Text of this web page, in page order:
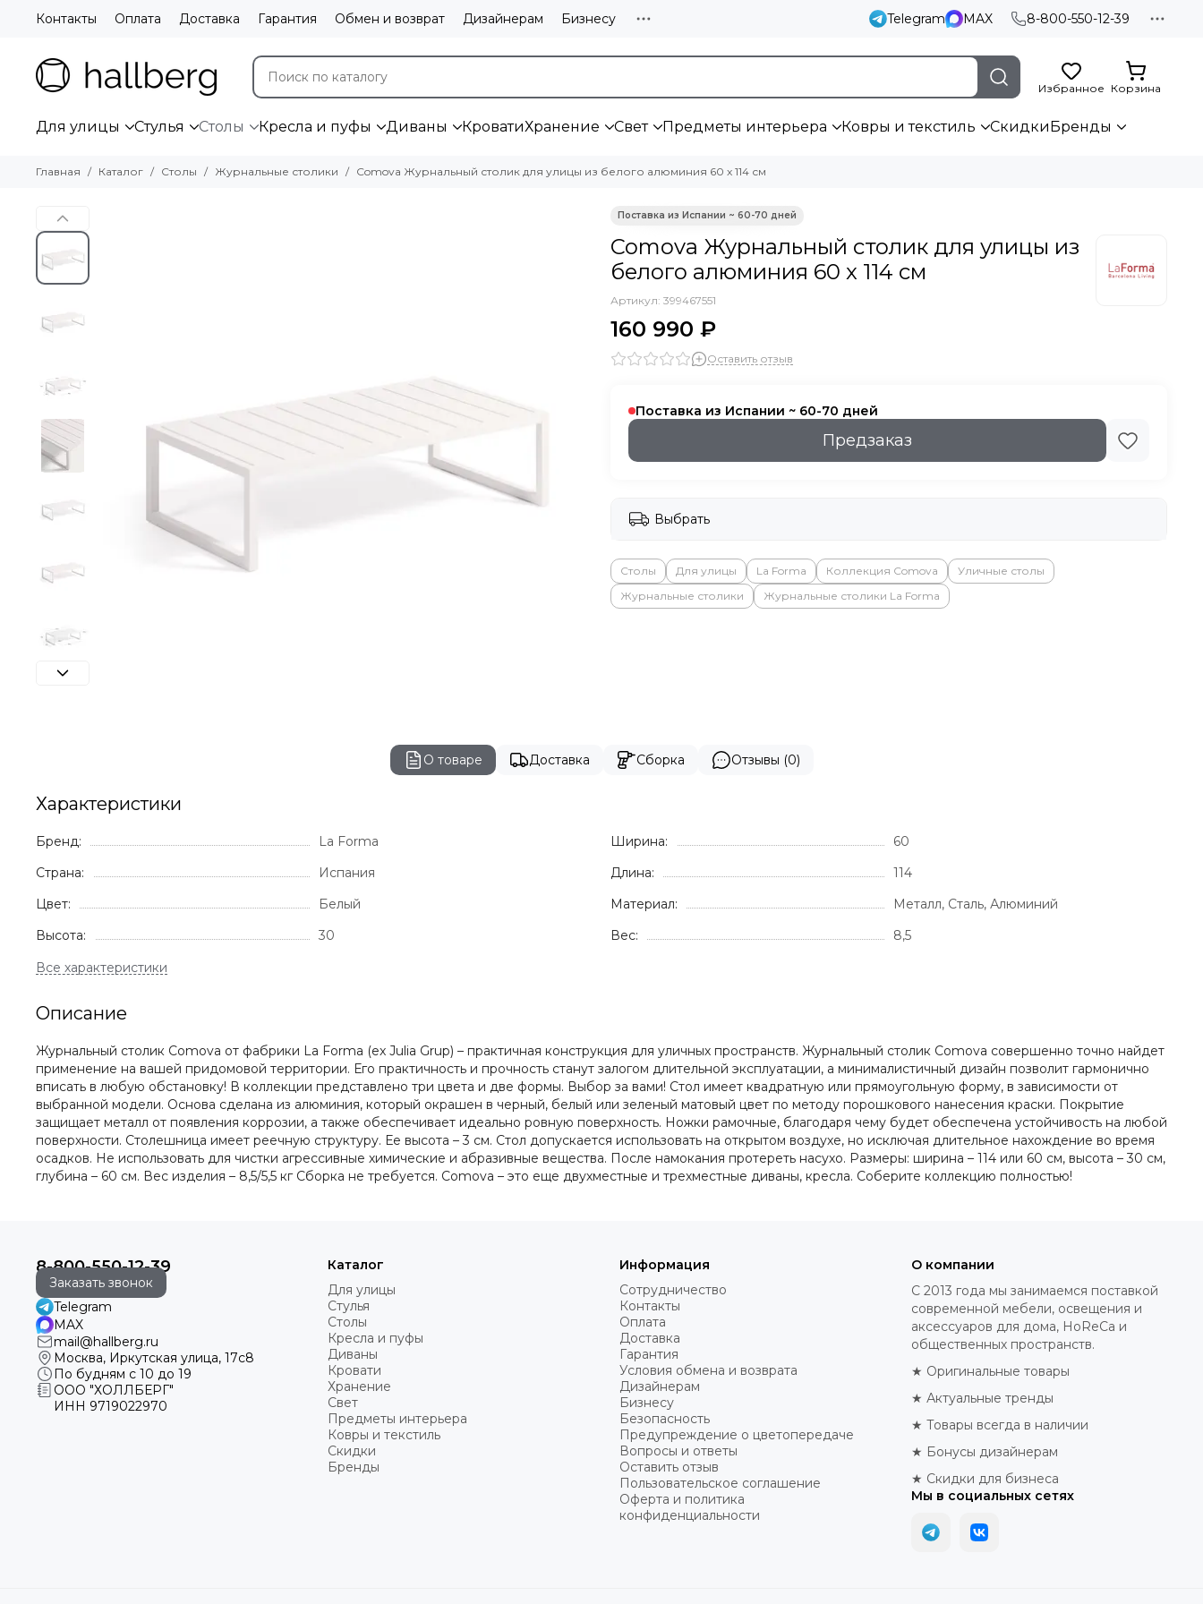
Контакты Оплата Доставка Гарантия Обмен и возврат Дизайнерам Бизнесу Telegram MAX 8-800-550-12-39
Избранное Корзина
Для улицы Стулья Столы Кресла и пуфы Диваны КроватиХранение Свет Предметы интерьера Ковры и текстиль СкидкиБренды
Главная Каталог Столы Журнальные столики Comova Журнальный столик для улицы из белого алюминия 60 x 114 см
Comova Журнальный столик для улицы из
белого алюминия 60 x 114 см
Артикул: 399467551
160 990 ₽
Оставить отзыв
Поставка из Испании ~ 60-70 дней
Предзаказ
Выбрать
Столы Для улицы La Forma Коллекция Comova
Уличные столы
Журнальные столики
Журнальные столики La Forma
О товаре Доставка Сборка Отзывы (0)
Характеристики
Бренд:
La Forma
Страна:
Испания
Цвет:
Белый
Высота:
30
Ширина:
60
Длина:
114
Материал:
Металл, Сталь, Алюминий
Вес:
8,5
Описание
Журнальный столик Comova от фабрики La Forma (ex Julia Grup) – практичная конструкция для уличных пространств. Журнальный столик Comova совершенно точно найдет
применение на вашей придомовой территории. Его практичность и прочность станут залогом длительной эксплуатации, а минималистичный дизайн позволит гармонично
вписать в любую обстановку! В коллекции представлено три цвета и две формы. Выбор за вами! Стол имеет квадратную или прямоугольную форму, в зависимости от
выбранной модели. Основа сделана из алюминия, который окрашен в черный, белый или зеленый матовый цвет по методу порошкового нанесения краски. Покрытие
защищает металл от появления коррозии, а также обеспечивает идеально ровную поверхность. Ножки рамочные, благодаря чему будет обеспечена устойчивость на любой
поверхности. Столешница имеет реечную структуру. Ее высота – 3 см. Стол допускается использовать на открытом воздухе, но исключая длительное нахождение во время
осадков. Не использовать для чистки агрессивные химические и абразивные вещества. После намокания протереть насухо. Размеры: ширина – 114 или 60 см, высота – 30 см,
глубина – 60 см. Вес изделия – 8,5/5,5 кг Сборка не требуется. Comova – это еще двухместные и трехместные диваны, кресла. Соберите коллекцию полностью!
8-800-550-12-39
Заказать звонок
Telegram
MAX
mail@hallberg.ru
Москва, Иркутская улица, 17с8
По будням с 10 до 19
ООО "ХОЛЛБЕРГ"
ИНН 9719022970
Каталог
Для улицы
Стулья
Столы
Кресла и пуфы
Диваны
Кровати
Хранение
Свет
Предметы интерьера
Ковры и текстиль
Скидки
Бренды
Информация
Сотрудничество
Контакты
Оплата
Доставка
Гарантия
Условия обмена и возврата
Дизайнерам
Бизнесу
Безопасность
Предупреждение о цветопередаче
Вопросы и ответы
Оставить отзыв
Пользовательское соглашение
Оферта и политика
конфиденциальности
О компании
С 2013 года мы занимаемся поставкой
современной мебели, освещения и
аксессуаров для дома, HoReCa и
общественных пространств.
★ Оригинальные товары
★ Актуальные тренды
★ Товары всегда в наличии
★ Бонусы дизайнерам
★ Скидки для бизнеса
Мы в социальных сетях